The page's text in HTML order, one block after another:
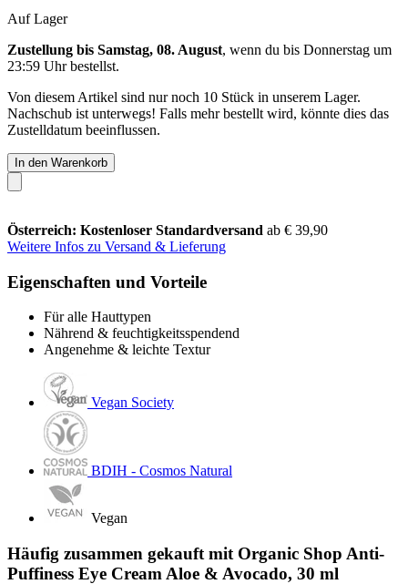
Auf Lager
Zustellung bis Samstag, 08. August, wenn du bis Donnerstag um
23:59 Uhrbestellst.
Von diesem Artikel sind nur noch 10 Stück in unserem Lager.
Nachschub ist unterwegs! Falls mehr bestellt wird, könnte dies das
Zustelldatum beeinflussen.
In den Warenkorb
Österreich: Kostenloser Standardversand ab € 39,90
Weitere Infos zu Versand & Lieferung
Eigenschaften und Vorteile
Für alle Hauttypen
Nährend & feuchtigkeitsspendend
Angenehme & leichte Textur
Vegan Society
BDIH - Cosmos Natural
Vegan
Häufig zusammen gekauft mit Organic Shop Anti-
Puffiness Eye Cream Aloe & Avocado, 30 ml